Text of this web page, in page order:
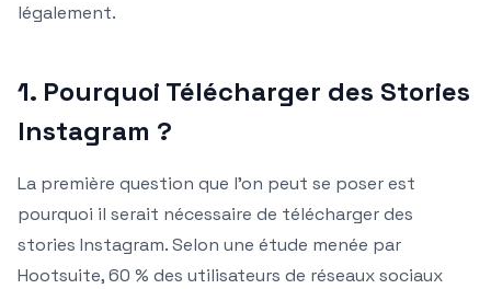
légalement.
1. Pourquoi Télécharger des Stories
Instagram ?
La première question que l’on peut se poser est
pourquoi il serait nécessaire de télécharger des
stories Instagram. Selon une étude menée par
Hootsuite, 60 % des utilisateurs de réseaux sociaux